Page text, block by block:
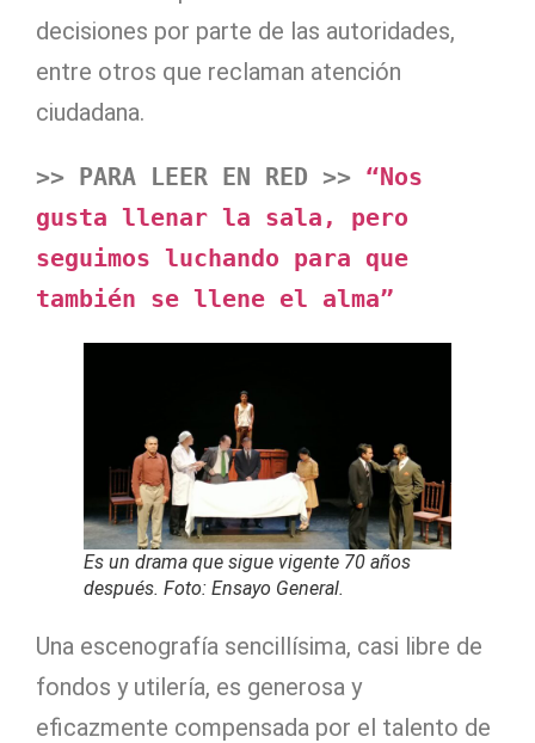
decisiones por parte de las autoridades,
entre otros que reclaman atención
ciudadana.
>> PARA LEER EN RED >> “Nos
gusta llenar la sala, pero
seguimos luchando para que
también se llene el alma”
Es un drama que sigue vigente 70 años
después. Foto: Ensayo General.
Una escenografía sencillísima, casi libre de
fondos y utilería, es generosa y
eficazmente compensada por el talento de